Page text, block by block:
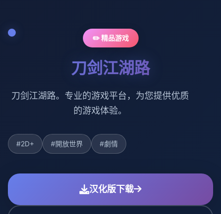
✏️ 精品游戏
刀剑江湖路
刀剑江湖路。专业的游戏平台，为您提供优质
的游戏体验。
#2D+ #開放世界 #劇情
汉化版下载